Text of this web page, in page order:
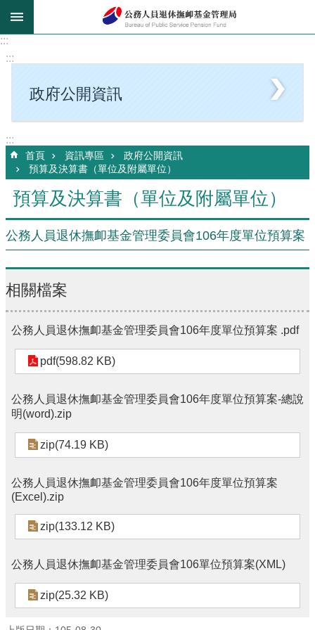
跳到主要內容區塊
:::
:::
政府公開資訊
:::
首頁 資訊專區
政府公開資訊
預算及決算書（單位及附屬單位）
預算及決算書（單位及附屬單位）
公務人員退休撫卹基金管理委員會106年度單位預算案
相關檔案
公務人員退休撫卹基金管理委員會106年度單位預算案 .pdf
pdf(598.82 KB)
公務人員退休撫卹基金管理委員會106年度單位預算案-總說
明(word).zip
zip(74.19 KB)
公務人員退休撫卹基金管理委員會106年度單位預算案
(Excel).zip
zip(133.12 KB)
公務人員退休撫卹基金管理委員會106單位預算案(XML)
zip(25.32 KB)